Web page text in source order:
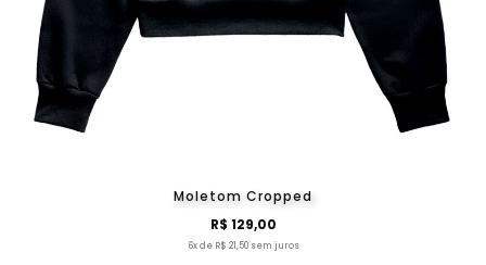
Moletom Cropped
R$ 129,00
6x de R$ 21,50 sem juros